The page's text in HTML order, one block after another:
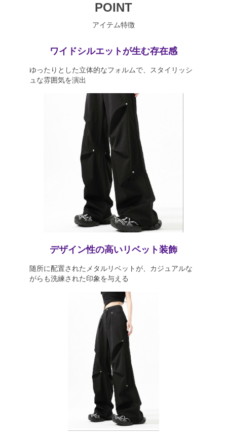
POINT
アイテム特徴
ワイドシルエットが生む存在感
ゆったりとした立体的なフォルムで、スタイリッシ
ュな雰囲気を演出
デザイン性の高いリベット装飾
随所に配置されたメタルリベットが、カジュアルな
がらも洗練された印象を与える